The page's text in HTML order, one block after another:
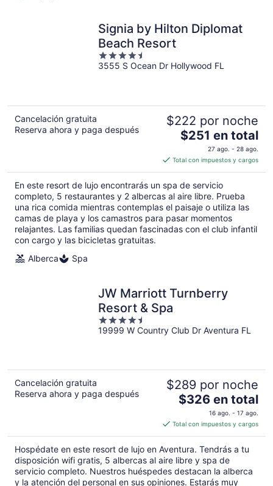
Signia by Hilton Diplomat
Beach Resort
4.5
out
3555 S Ocean Dr Hollywood FL
Cancelación gratuita
Reserva ahora y paga después
$222 por noche
El
precio
es
de
$251
en
total
por
noche
$251 en total
27 ago. - 28 ago.
Total con impuestos y cargos
En este resort de lujo encontrarás un spa de servicio
completo, 5 restaurantes y 2 albercas al aire libre. Prueba
una rica comida mientras contemplas el paisaje o utiliza las
camas de playa y los camastros para pasar momentos
relajantes. Las familias quedan fascinadas con el club infantil
con cargo y las bicicletas gratuitas.
Alberca
Spa
JW Marriott Turnberry
Resort & Spa
4.5
out
19999 W Country Club Dr Aventura FL
Cancelación gratuita
Reserva ahora y paga después
$289 por noche
El
es
de
$326
en
total
por
$326 en total
16 ago. - 17 ago.
Total con impuestos y cargos
Hospédate en este resort de lujo en Aventura. Tendrás a tu
disposición wifi gratis, 5 albercas al aire libre y spa de
servicio completo. Nuestros huéspedes destacan la alberca
y la atención del personal en sus opiniones. Estarás muy